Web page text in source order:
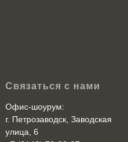
Связаться с нами
Офис-шоурум:
г. Петрозаводск, Заводская
улица, 6